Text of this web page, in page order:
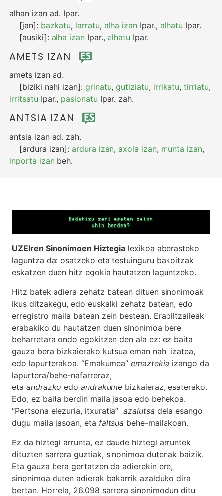
alhan izan ad. Ipar.
[jan]: bazkatu, larratu,alha izan Ipar.,alhatu Ipar.
[ausiki]:alha izan Ipar.,alhatu Ipar.
AMETS IZAN
amets izan ad.
[biziki nahi izan]:grinatu,gutiziatu, irrikatu,tirriatu,
irritsatu Ipar., pasionatu Ipar. zah.
ANTSIA IZAN
antsia izan ad. zah.
[ardura izan]:ardura izan,axola izan, munta izan,
inporta izan beh.
UZEIren Sinonimoen Hiztegia lexikoa aberasteko
laguntza da: osatzeko eta testuinguru bakoitzak
eskatzen duen hitz egokia hautatzen laguntzeko.
Hitz batek adiera zehatz batean dituen sinonimoak
ikus ditzakegu, edo euskalki zehatz batean, edo
erregistro maila batean zein bestean. Erabiltzaileak
erabakiko du hautatzen duen sinonimoa bere
beharretara ondo egokitzen den ala ez: ez baita
gauza bera bizkaierako kutsua eman nahi izatea,
edo lapurterakoa. “Emakumea” emaztekia izango da
lapurtera/behe-nafarreraz,
eta andrazko edo andrakume bizkaieraz, esaterako.
Edo, ez baita berdin maila jasoa edo behekoa.
“Pertsona elezuria, itxuratia” azalutsa dela esango
dugu maila jasoan, eta faltsua behe-mailakoan.
Ez da hiztegi arrunta, ez daude hiztegi arruntek
dituzten sarrera guztiak, sinonimoa dutenak baizik.
Eta gauza bera gertatzen da adierekin ere,
sinonimoa duten adierak bakarrik azalduko dira
bertan. Horrela, 26.098 sarrera sinonimodun ditu